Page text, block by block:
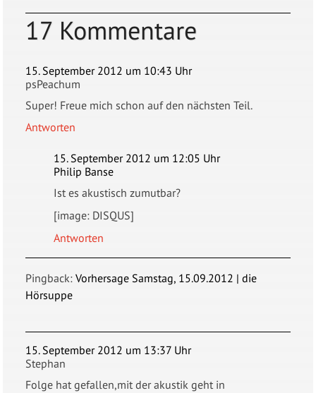
17 Kommentare
15. September 2012 um 10:43 Uhr
psPeachum
Super! Freue mich schon auf den nächsten Teil.
Antworten
15. September 2012 um 12:05 Uhr
Philip Banse
Ist es akustisch zumutbar?
[image: DISQUS]
Antworten
Pingback:Vorhersage Samstag, 15.09.2012 | die
Hörsuppe
15. September 2012 um 13:37 Uhr
Stephan
Folge hat gefallen,mit der akustik geht in